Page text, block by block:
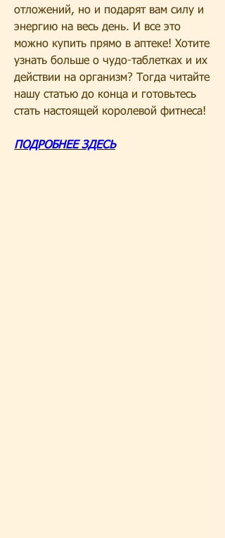
отложений, но и подарят вам силу и
энергию на весь день. И все это
можно купить прямо в аптеке! Хотите
узнать больше о чудо-таблетках и их
действии на организм? Тогда читайте
нашу статью до конца и готовьтесь
стать настоящей королевой фитнеса!
ПОДРОБНЕЕ ЗДЕСЬ